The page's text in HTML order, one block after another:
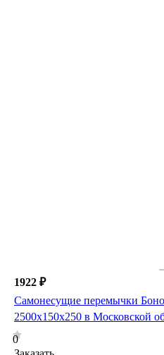
1922 ₽
Самонесущие перемычки
2500х150х250 в Московской
0